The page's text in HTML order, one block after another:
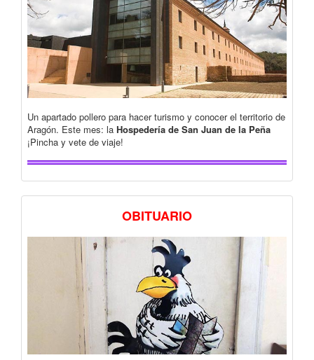
Un apartado pollero para hacer turismo y conocer el territorio de
Aragón. Este mes: la Hospedería de San Juan de la Peña
¡Pincha y vete de viaje!
OBITUARIO